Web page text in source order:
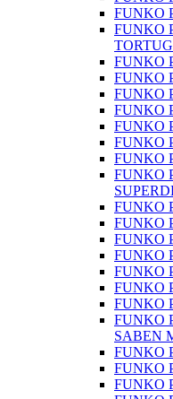
FUNKO
FUNKO
FUNKO
FUNKO
FUNKO
FUNKO
FUNKO
FUNKO
FUNKO
FUNKO
FUNKO
FUNKO
FUNKO
FUNKO
FUNKO
FUNKO
FUNKO
FUNKO
SABEN
FUNKO
FUNKO
FUNKO